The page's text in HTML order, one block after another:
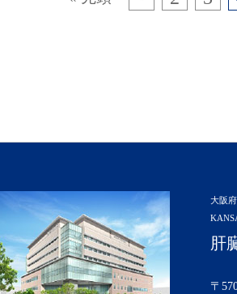
大阪
肝
〒